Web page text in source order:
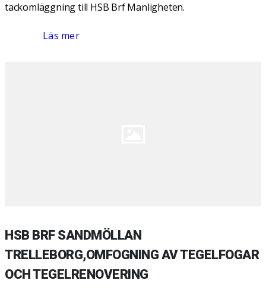
tackomläggning till HSB Brf Manligheten.
Läs mer
HSB BRF SANDMÖLLAN
TRELLEBORG,OMFOGNING AV TEGELFOGAR
OCH TEGELRENOVERING